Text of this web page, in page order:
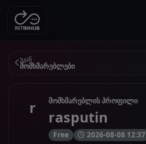
უკან
მომხმარებლები
r მომხმარებლის პროფილი
rasputin
Free 2026-08-08 12:37